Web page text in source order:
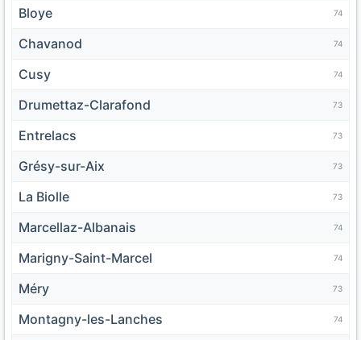
Bloye 74
Chavanod 74
Cusy 74
Drumettaz-Clarafond 73
Entrelacs 73
Grésy-sur-Aix 73
La Biolle 73
Marcellaz-Albanais 74
Marigny-Saint-Marcel 74
Méry 73
Montagny-les-Lanches 74